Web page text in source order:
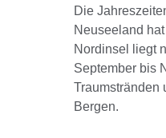
Die
Neuseeland
Nordinsel liegt
September bis
Traumstränden
Bergen.